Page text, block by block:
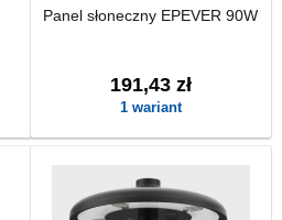
Panel słoneczny EPEVER 90W
191,43 zł
1 wariant